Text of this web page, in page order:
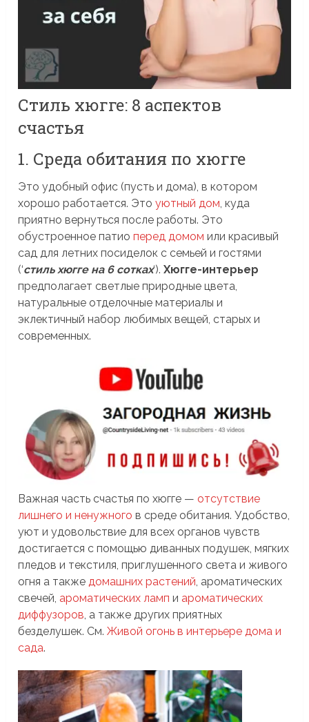
Стиль хюгге: 8 аспектов
счастья
1. Среда обитания по хюгге
Это удобный офис (пусть и дома), в котором
хорошо работается. Этоуютный дом , куда
приятно вернуться после работы. Это
обустроенное патиоперед домом или красивый
сад для летних посиделок с семьей и гостями
(‘стиль хюгге на 6 сотках‘).Хюгге-интерьер
предполагает светлые природные цвета,
натуральные отделочные материалы и
эклектичный набор любимых вещей, старых и
современных.
Важная часть счастья по хюгге —отсутствие
лишнего и ненужного в среде обитания. Удобство,
уют и удовольствие для всех органов чувств
достигается с помощью диванных подушек, мягких
пледов и текстиля, приглушенного света и живого
огня а также домашних растений , ароматических
свечей, ароматических ламп и ароматических
диффузоров , а также других приятных
безделушек. См.Живой огонь в интерьере дома и
сада.